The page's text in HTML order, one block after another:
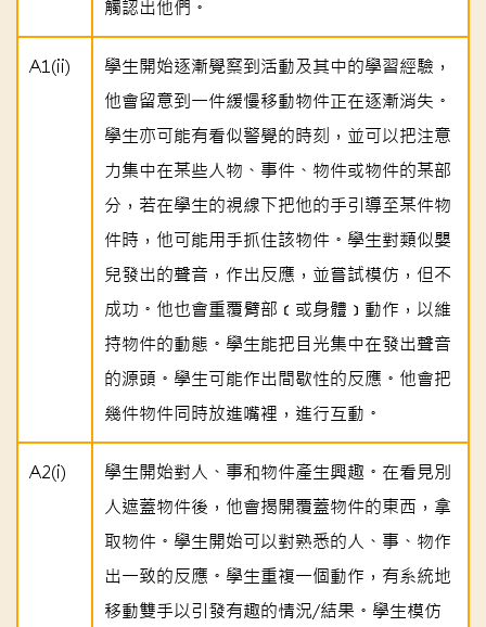
觸認出他們。
A1(ii)
學生開始逐漸覺察到活動及其中的學習經驗，
他會留意到一件緩慢移動物件正在逐漸消失。
學生亦可能有看似警覺的時刻，並可以把注意
力集中在某些人物、事件、物件或物件的某部
分，若在學生的視線下把他的手引導至某件物
件時，他可能用手抓住該物件。學生對類似嬰
兒發出的聲音，作出反應，並嘗試模仿，但不
成功。他也會重覆臂部﹝或身體﹞動作，以維
持物件的動態。學生能把目光集中在發出聲音
的源頭。學生可能作出間歇性的反應。他會把
幾件物件同時放進嘴裡，進行互動。
A2(i)
學生開始對人、事和物件產生興趣。在看見別
人遮蓋物件後，他會揭開覆蓋物件的東西，拿
取物件。學生開始可以對熟悉的人、事、物作
出一致的反應。學生重複一個動作，有系統地
移動雙手以引發有趣的情況/結果。學生模仿